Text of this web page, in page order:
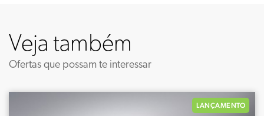
Veja também
Ofertas que possam te interessar
LANÇAMENTO